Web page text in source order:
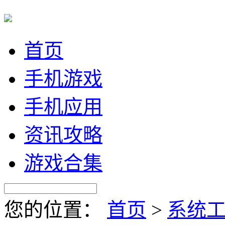
首页
手机游戏
手机应用
资讯攻略
游戏合集
您的位置： 首页 > 系统